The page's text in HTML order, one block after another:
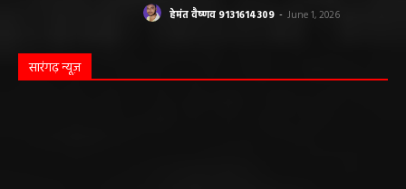
हेमंत वैष्णव 9131614309 - June 1, 2026
सारंगढ़ न्यूज़